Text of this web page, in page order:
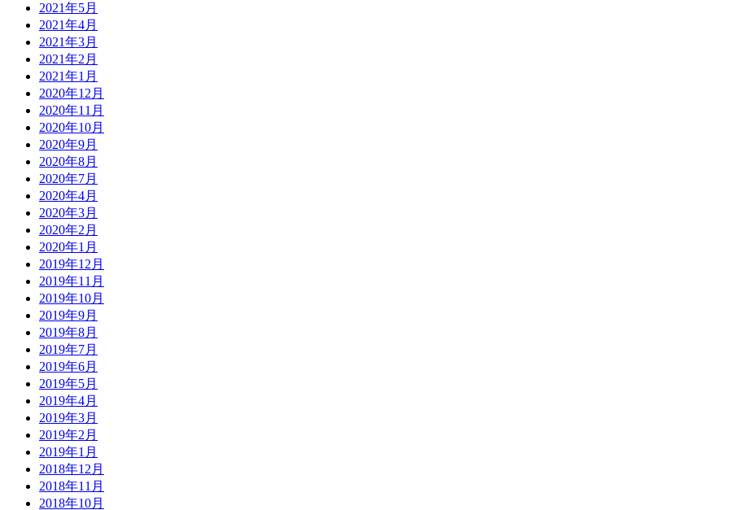
2021年5月
2021年4月
2021年3月
2021年2月
2021年1月
2020年12月
2020年11月
2020年10月
2020年9月
2020年8月
2020年7月
2020年4月
2020年3月
2020年2月
2020年1月
2019年12月
2019年11月
2019年10月
2019年9月
2019年8月
2019年7月
2019年6月
2019年5月
2019年4月
2019年3月
2019年2月
2019年1月
2018年12月
2018年11月
2018年10月